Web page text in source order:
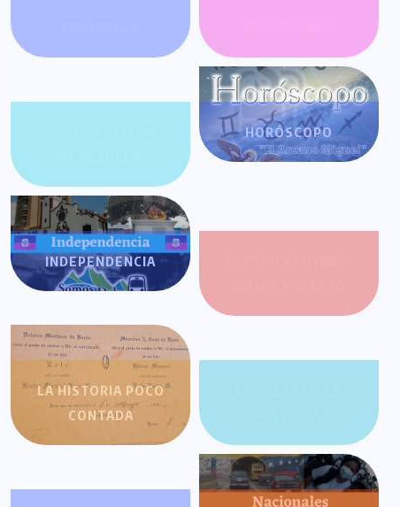
HORÓSCOPO
INDEPENDENCIA
LA HISTORIA POCO
CONTADA